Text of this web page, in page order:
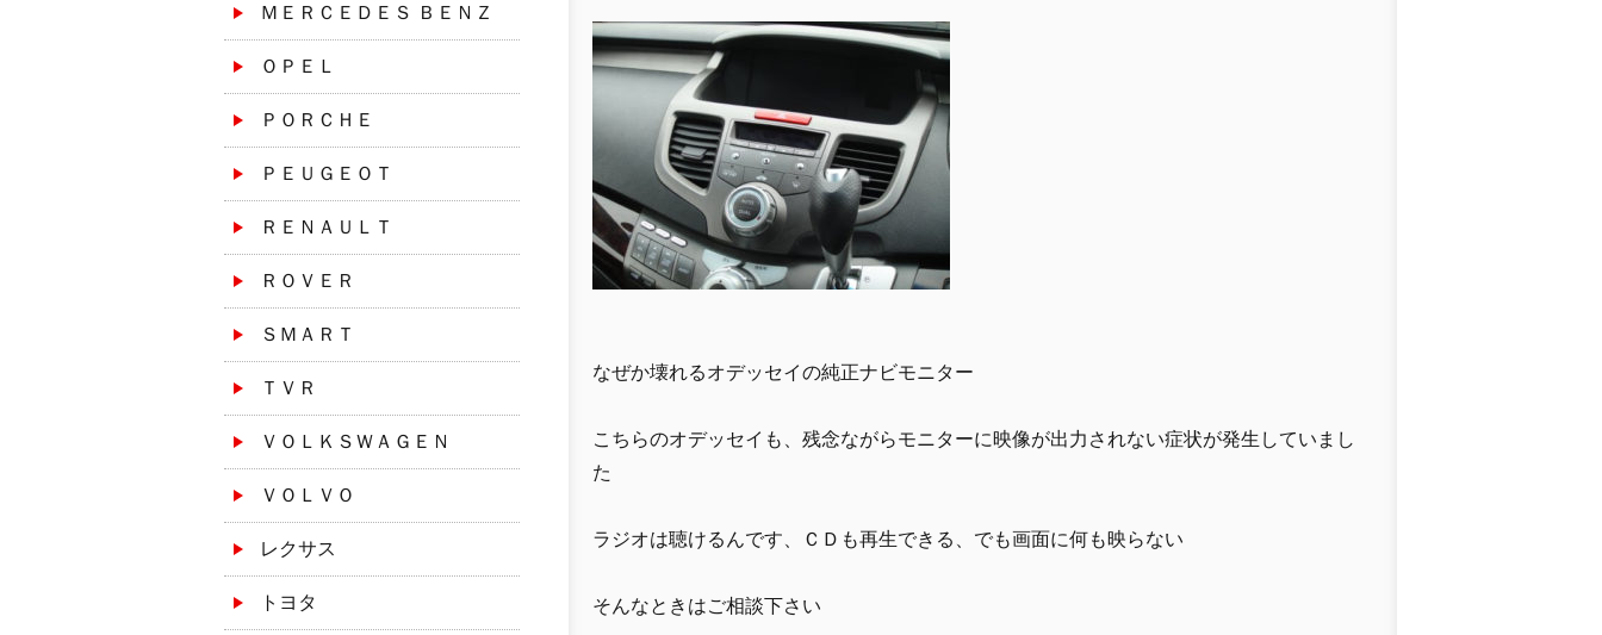
ＭＥＲＣＥＤＥＳ ＢＥＮＺ
ＯＰＥＬ
ＰＯＲＣＨＥ
ＰＥＵＧＥＯＴ
ＲＥＮＡＵＬＴ
ＲＯＶＥＲ
ＳＭＡＲＴ
ＴＶＲ
ＶＯＬＫＳＷＡＧＥＮ
ＶＯＬＶＯ
レクサス
トヨタ
なぜか壊れるオデッセイの純正ナビモニター
こちらのオデッセイも、残念ながらモニターに映像が出力されない症状が発生していまし
た
ラジオは聴けるんです、ＣＤも再生できる、でも画面に何も映らない
そんなときはご相談下さい